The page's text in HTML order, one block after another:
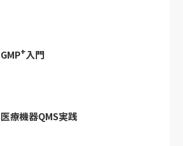
GMP+入門
医療機器QMS実践